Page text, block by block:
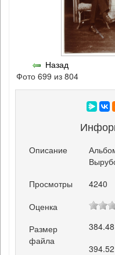
Назад
Фото 699 из 804
Описание
Просмотры
4240
Оценка
Размер
файла